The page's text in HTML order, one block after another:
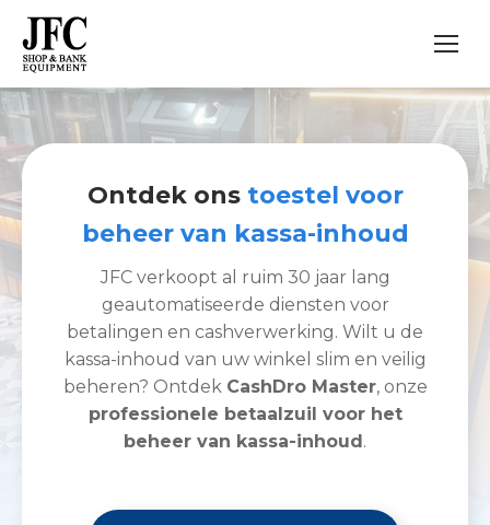
Ontdek onstoestel voor
beheer van kassa-inhoud
JFC verkoopt al ruim 30 jaar lang
geautomatiseerde diensten voor
betalingen en cashverwerking. Wilt u de
kassa-inhoud van uw winkel slim en veilig
beheren? Ontdek CashDro Master, onze
professionele betaalzuil voor het
beheer van kassa-inhoud.